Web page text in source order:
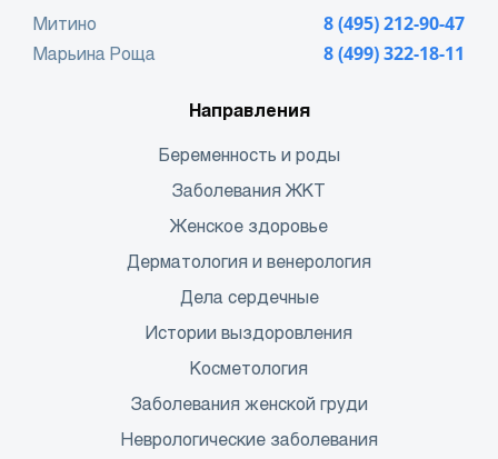
8 (495) 212-90-47
Митино
8 (499) 322-18-11
Марьина Роща
Направления
Беременность и роды
Заболевания ЖКТ
Женское здоровье
Дерматология и венерология
Дела сердечные
Истории выздоровления
Косметология
Заболевания женской груди
Неврологические заболевания